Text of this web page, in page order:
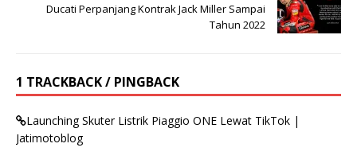
Ducati Perpanjang Kontrak Jack Miller Sampai
Tahun 2022
1 TRACKBACK / PINGBACK
Launching Skuter Listrik Piaggio ONE Lewat TikTok |
Jatimotoblog